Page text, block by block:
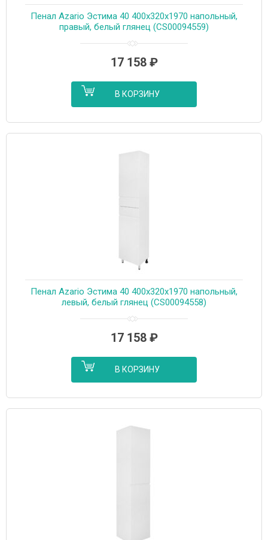
Пенал Azario Эстима 40 400х320х1970 напольный,
правый, белый глянец (CS00094559)
17 158 ₽
В КОРЗИНУ
Пенал Azario Эстима 40 400х320х1970 напольный,
левый, белый глянец (CS00094558)
17 158 ₽
В КОРЗИНУ